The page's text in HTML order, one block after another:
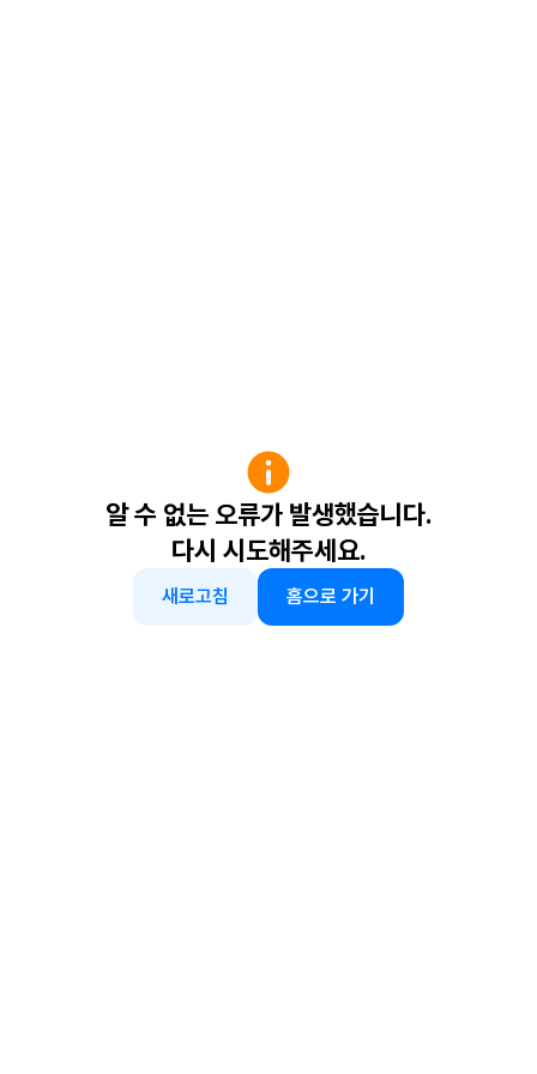
알 수 없는 오류가 발생했습니다.
다시 시도해주세요.
새로고침 홈으로 가기